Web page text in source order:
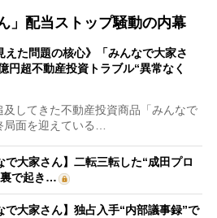
」配当ストップ騒動の内幕
えた問題の核心》「みんなで大家さ
円超不動産投資トラブル“異常なく
してきた不動産投資商品「みんなで
局面を迎えている…
で大家さん】二転三転した“成田プロ
裏で起き…
で大家さん】独占入手“内部議事録”で